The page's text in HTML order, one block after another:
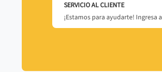
SERVICIO AL CLIENTE
¡Estamos para ayudarte! Ingresa a